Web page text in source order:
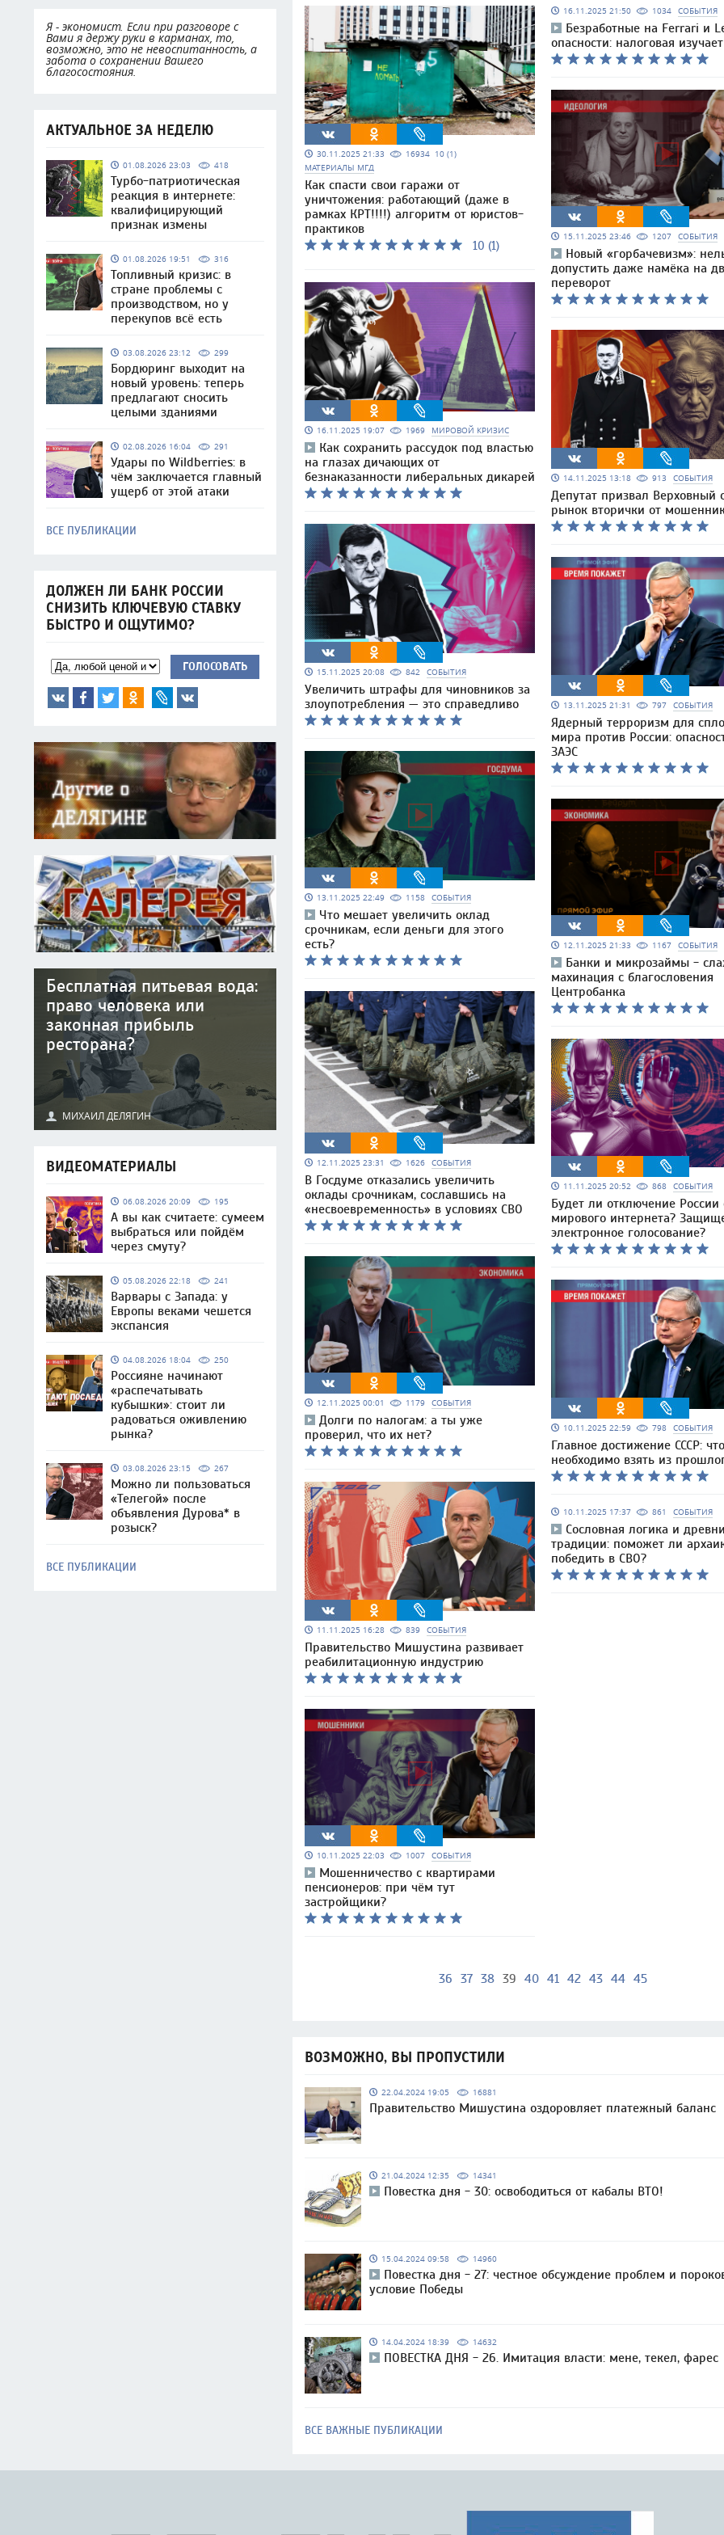
Я - экономист. Если при разговоре с
Вами я держу руки в карманах, то,
возможно, это не невоспитанность, а
забота о сохранении Вашего
благосостояния.
АКТУАЛЬНОЕ ЗА НЕДЕЛЮ
01.08.2026 23:03 418
Турбо-патриотическая
реакция в интернете:
квалифицирующий
признак измены
01.08.2026 19:51 316
Топливный кризис: в
стране проблемы с
производством, но у
перекупов всё есть
03.08.2026 23:12 299
Бордюринг выходит на
новый уровень: теперь
предлагают сносить
целыми зданиями
02.08.2026 16:04 291
Удары по Wildberries: в
чём заключается главный
ущерб от этой атаки
ВСЕ ПУБЛИКАЦИИ
ДОЛЖЕН ЛИ БАНК РОССИИ
СНИЗИТЬ КЛЮЧЕВУЮ СТАВКУ
БЫСТРО И ОЩУТИМО?
ГОЛОСОВАТЬ
Бесплатная питьевая вода:
право человека или
законная прибыль
ресторана?
МИХАИЛ ДЕЛЯГИН
ВИДЕОМАТЕРИАЛЫ
06.08.2026 20:09 195
А вы как считаете: сумеем
выбраться или пойдём
через смуту?
05.08.2026 22:18 241
Варвары с Запада: у
Европы веками чешется
экспансия
04.08.2026 18:04 250
Россияне начинают
«распечатывать
кубышки»: стоит ли
радоваться оживлению
рынка?
03.08.2026 23:15 267
Можно ли пользоваться
«Телегой» после
объявления Дурова* в
розыск?
ВСЕ ПУБЛИКАЦИИ
30.11.2025 21:33 16934 10 (1)
МАТЕРИАЛЫ МГД
Как спасти свои гаражи от
уничтожения: работающий (даже в
рамках КРТ!!!!) алгоритм от юристов-
практиков
10 (1)
16.11.2025 19:07 1969 МИРОВОЙ КРИЗИС
Как сохранить рассудок под властью
на глазах дичающих от
безнаказанности либеральных дикарей
15.11.2025 20:08 842 СОБЫТИЯ
Увеличить штрафы для чиновников за
злоупотребления — это справедливо
13.11.2025 22:49 1158 СОБЫТИЯ
Что мешает увеличить оклад
срочникам, если деньги для этого
есть?
12.11.2025 23:31 1626 СОБЫТИЯ
В Госдуме отказались увеличить
оклады срочникам, сославшись на
«несвоевременность» в условиях СВО
12.11.2025 00:01 1179 СОБЫТИЯ
Долги по налогам: а ты уже
проверил, что их нет?
11.11.2025 16:28 839 СОБЫТИЯ
Правительство Мишустина развивает
реабилитационную индустрию
10.11.2025 22:03 1007 СОБЫТИЯ
Мошенничество с квартирами
пенсионеров: при чём тут
застройщики?
16.11.2025 21:50 1034 СОБЫТИЯ
Безработные на Ferrari и
опасности: налоговая
15.11.2025 23:46 1207 СОБЫТИЯ
Новый «горбачевизм»:
допустить даже намёка на
переворот
14.11.2025 13:18 913 СОБЫТИЯ
Депутат призвал Верховный
рынок вторички от
13.11.2025 21:31 797 СОБЫТИЯ
Ядерный терроризм для
мира против России:
ЗАЭС
12.11.2025 21:33 1167 СОБЫТИЯ
Банки и микрозаймы -
махинация с благословения
Центробанка
11.11.2025 20:52 868 СОБЫТИЯ
Будет ли отключение России
мирового интернета?
электронное голосование?
10.11.2025 22:59 798 СОБЫТИЯ
Главное достижение СССР:
необходимо взять из
10.11.2025 17:37 861 СОБЫТИЯ
Сословная логика и
традиции: поможет ли
победить в СВО?
36 37 38 39 40 41 42 43 44 45
ВОЗМОЖНО, ВЫ ПРОПУСТИЛИ
22.04.2024 19:05 16881
Правительство Мишустина оздоровляет платежный баланс
21.04.2024 12:35 14341
Повестка дня - 30: освободиться от кабалы ВТО!
15.04.2024 09:58 14960
Повестка дня - 27: честное обсуждение проблем и
условие Победы
14.04.2024 18:39 14632
ПОВЕСТКА ДНЯ - 26. Имитация власти: мене, текел, фарес
ВСЕ ВАЖНЫЕ ПУБЛИКАЦИИ